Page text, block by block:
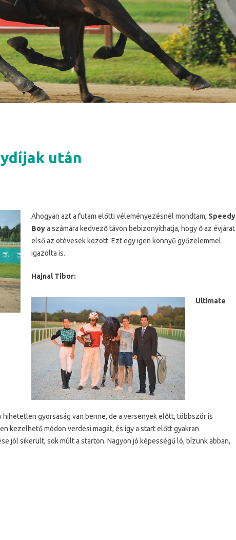
után
Ahogyan azt a futam előtti véleményezésnél mondtam, Speedy
Boya számára kedvező távon bebizonyíthatja, hogy ő az évjárat
első az ötévesek között. Ezt egy igen könnyű győzelemmel
igazolta is.
Hajnal Tibor:
Ultimate
gyorsaság van benne, de a versenyek előtt, többször is
kezelhető módon verdesi magát, és így a start előtt gyakran
jól sikerült, sok múlt a starton. Nagyon jó képességű ló, bízunk abban,